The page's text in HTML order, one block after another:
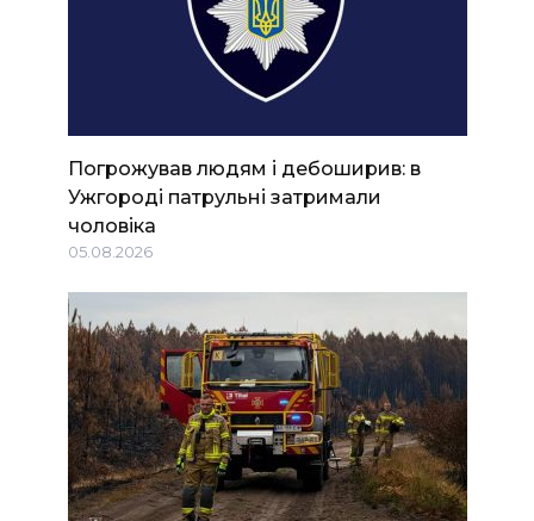
Погрожував людям і дебоширив: в
Ужгороді патрульні затримали
чоловіка
05.08.2026